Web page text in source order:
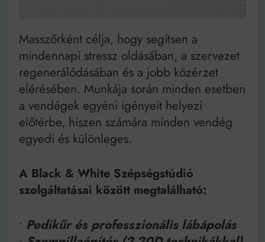
Masszőrként célja, hogy segítsen a
mindennapi stressz oldásában, a szervezet
regenerálódásában és a jobb közérzet
elérésében. Munkája során minden esetben
a vendégek egyéni igényeit helyezi
előtérbe, hiszen számára minden vendég
egyedi és különleges.
A Black & White Szépségstúdió
szolgáltatásai között megtalálható:
• Pedikűr és professzionális lábápolás